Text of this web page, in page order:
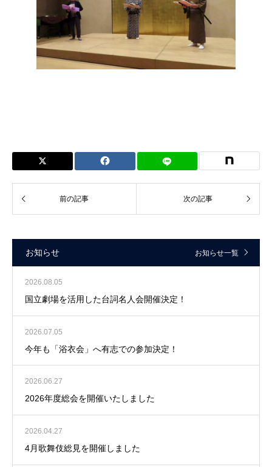
お知らせ お知らせ一覧
2026.08.05
国立劇場を活用した台詞名人会開催決定！
2026.07.05
今年も「浴衣会」へ有志での参加決定！
2026.06.27
2026年度総会を開催いたしました
2026.04.27
4月歌舞伎総見を開催しました